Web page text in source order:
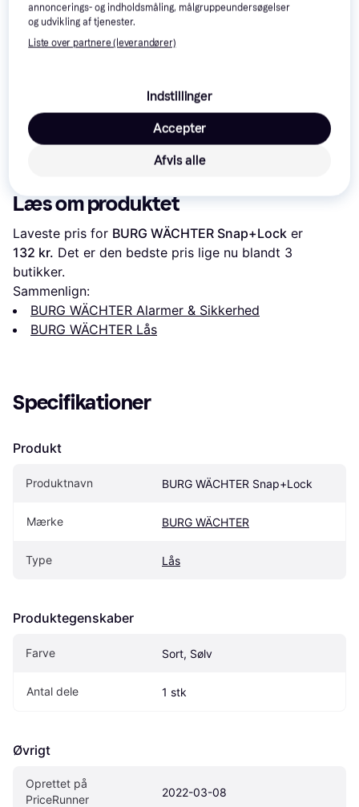
ABUS Cobra
Stålwire 12 mm x
Carpoint Ratlås
dobbelt krog
145 kr.
Eller 3 betalinger af 48 kr.
Læs om produktet
Laveste pris for BURG WÄCHTER Snap+Lock
132 kr. Det er den bedste pris lige nu blandt 3
butikker.
Sammenlign:
BURG WÄCHTER Alarmer & Sikkerhed
BURG WÄCHTER Lås
Specifikationer
Produkt
Produktnavn BURG WÄCHTER Snap+Lock
Mærke BURG WÄCHTER
Type Lås
Produktegenskaber
Farve Sort, Sølv
Antal dele 1 stk
Øvrigt
Oprettet på
PriceRunner
2022-03-08
annoncerings- og indholdsmåling, målgruppeundersøgelser
og udvikling af tjenester.
Liste over partnere (leverandører)
Indstillinger
Afvis alle
Accepter